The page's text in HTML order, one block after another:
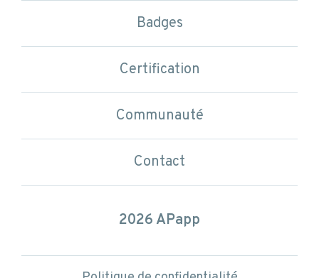
3 niveaux
Badges disponibles
Communauté
Politique de confidentialité
Badges
Certification
Communauté
Contact
2026 APapp